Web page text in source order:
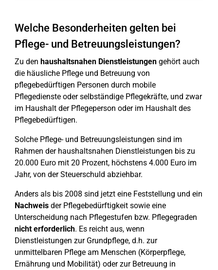
Welche Besonderheiten gelten bei
Pflege- und Betreuungsleistungen?
Zu den haushaltsnahen Dienstleistungen gehört auch
die häusliche Pflege und Betreuung von
pflegebedürftigen Personen durch mobile
Pflegedienste oder selbständige Pflegekräfte, und zwar
im Haushalt der Pflegeperson oder im Haushalt des
Pflegebedürftigen.
Solche Pflege- und Betreuungsleistungen sind im
Rahmen der haushaltsnahen Dienstleistungen bis zu
20.000 Euro mit 20 Prozent, höchstens 4.000 Euro im
Jahr, von der Steuerschuld abziehbar.
Anders als bis 2008 sind jetzt eine Feststellung und ein
Nachweis der Pflegebedürftigkeit sowie eine
Unterscheidung nach Pflegestufen bzw. Pflegegraden
nicht erforderlich. Es reicht aus, wenn
Dienstleistungen zur Grundpflege, d.h. zur
unmittelbaren Pflege am Menschen (Körperpflege,
Ernährung und Mobilität) oder zur Betreuung in